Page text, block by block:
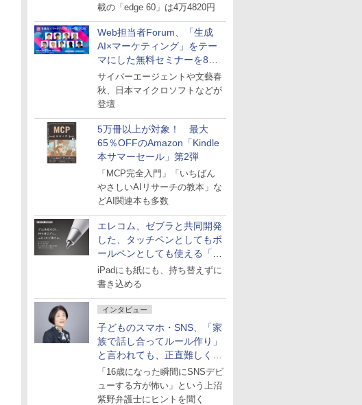
載の「edge 60」は4万4820円
Web担当者Forum、「生成
AI×マーケティング」をテー
マにした無料セミナーを8月
27日にオンライン開催
サイバーエージェントや文藝春
秋、日本マイクロソフトなどが
登壇
5万冊以上が対象！ 最大
65％OFFのAmazon「Kindle
本サマーセール」第2弾
「MCP完全入門」「いちばん
やさしいAIリサーチの教本」な
どAI関連本も多数
エレコム、ゼブラと共同開発
した、タッチペンとしてもボ
ールペンとしても使える「ス
タイラスツーウェイ」発売
iPadにも紙にも、持ち替えずに
書き込める
インタビュー
子どものスマホ・SNS、「家
族で話し合ってルール作り」
と言われても、正直難しくな
いですか？
「16歳になった瞬間にSNSデビ
ューする方が怖い」という上沼
紫野弁護士にヒントを聞く